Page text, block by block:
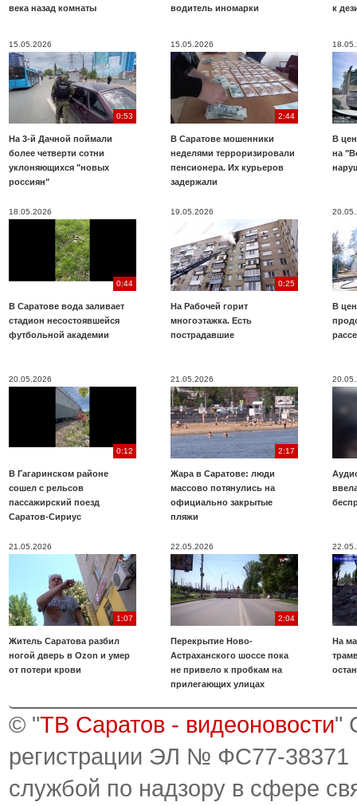
века назад комнаты водитель иномарки к
15.05.2026
0:53
На 3-й Дачной поймали
более четверти сотни
уклоняющихся "новых
россиян"
15.05.2026
2:44
В Саратове мошенники
неделями терроризировали
пенсионера. Их курьеров
задержали
В
на
18.05.2026
0:44
В Саратове вода заливает
стадион несостоявшейся
футбольной академии
19.05.2026
0:25
На Рабочей горит
многоэтажка. Есть
пострадавшие
В
20.05.2026
0:12
В Гагаринском районе
сошел с рельсов
пассажирский поезд
Саратов-Сириус
21.05.2026
2:17
Жара в Саратове: люди
массово потянулись на
официально закрытые
пляжи
21.05.2026
1:07
Житель Саратова разбил
ногой дверь в Ozon и умер
от потери крови
22.05.2026
2:04
Перекрытие Ново-
Астраханского шоссе пока
не привело к пробкам на
прилегающих улицах
На
© "ТВ Саратов - видеоновости"
регистрации ЭЛ № ФС77-38371
службой по надзору в сфере